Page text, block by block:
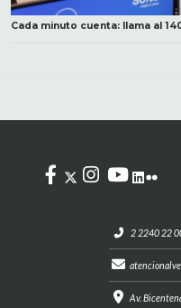
Cada minuto cuenta: llama al
2 2240 22
Av.